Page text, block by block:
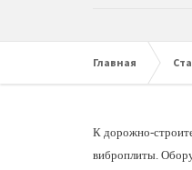
Главная
К дорожно-
виброплиты.